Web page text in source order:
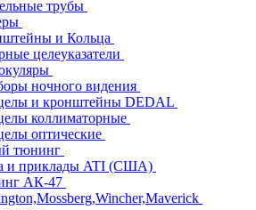
трубы
и Кольца
целеуказатели
ночного видения
и кронштейны DEDAL
коллиматорные
оптические
тюнинг
и приклады ATI (США)
АК-47